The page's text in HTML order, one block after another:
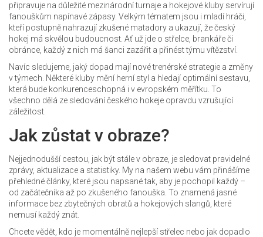
připravuje na důležité mezinárodní turnaje a hokejové kluby servírují
fanouškům napínavé zápasy. Velkým tématem jsou i mladí hráči,
kteří postupně nahrazují zkušené matadory a ukazují, že český
hokej má skvělou budoucnost. Ať už jde o střelce, brankáře či
obránce, každý z nich má šanci zazářit a přinést týmu vítězství.
Navíc sledujeme, jaký dopad mají nové trenérské strategie a změny
v týmech. Některé kluby mění herní styl a hledají optimální sestavu,
která bude konkurenceschopná i v evropském měřítku. To
všechno dělá ze sledování českého hokeje opravdu vzrušující
záležitost.
Jak zůstat v obraze?
Nejjednodušší cestou, jak být stále v obraze, je sledovat pravidelné
zprávy, aktualizace a statistiky. My na našem webu vám přinášíme
přehledné články, které jsou napsané tak, aby je pochopil každý –
od začátečníka až po zkušeného fanouška. To znamená jasné
informace bez zbytečných obratů a hokejových slangů, které
nemusí každý znát.
Chcete vědět, kdo je momentálně nejlepší střelec nebo jak dopadlo